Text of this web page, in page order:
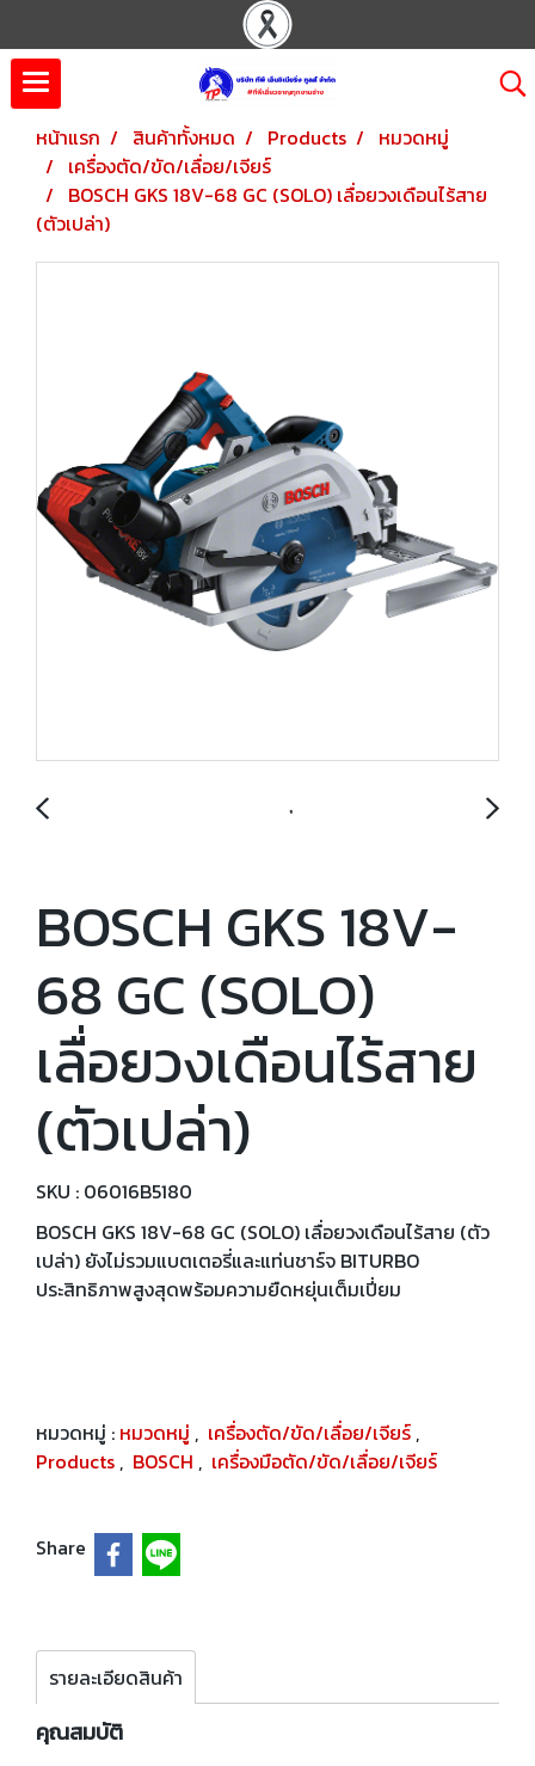
หน้าแรก สินค้าทั้งหมด Products
หมวดหมู่
เครื่องตัด/ขัด/เลื่อย/เจียร์
BOSCH GKS 18V-68 GC (SOLO) เลื่อยวงเดือนไร้สาย
(ตัวเปล่า)
BOSCH GKS 18V-
68 GC (SOLO)
เลื่อยวงเดือนไร้สาย
(ตัวเปล่า)
SKU : 06016B5180
BOSCH GKS 18V-68 GC (SOLO) เลื่อยวงเดือนไร้สาย (ตัว
เปล่า) ยังไม่รวมแบตเตอรี่และแท่นชาร์จ BITURBO
ประสิทธิภาพสูงสุดพร้อมความยืดหยุ่นเต็มเปี่ยม
หมวดหมู่ : หมวดหมู่ , เครื่องตัด/ขัด/เลื่อย/เจียร์ ,
Products , BOSCH , เครื่องมือตัด/ขัด/เลื่อย/เจียร์
Share
รายละเอียดสินค้า
คุณสมบัติ